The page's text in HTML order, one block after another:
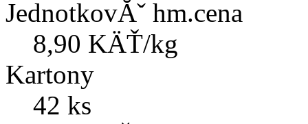
JednotkovĂˇ hm.cena
8,90 KÄŤ/kg
Kartony
42 ks